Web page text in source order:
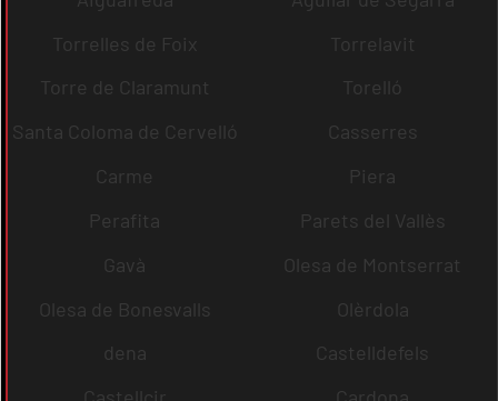
Torrelles de Foix
Torrelavit
Torre de Claramunt
Torelló
Santa Coloma de Cervelló
Casserres
Carme
Piera
Perafita
Parets del Vallès
Gavà
Olesa de Montserrat
Olesa de Bonesvalls
Olèrdola
dena
Castelldefels